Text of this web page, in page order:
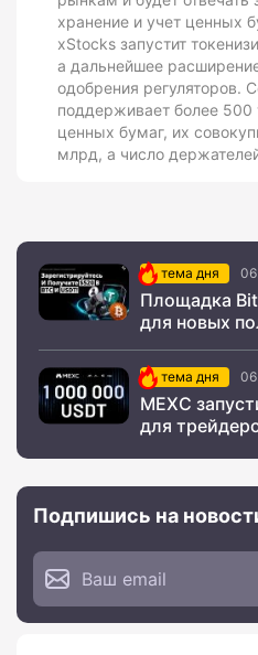
хранение и учет ценных
xStocks запустит
а дальнейшее
одобрения регуляторов.
поддерживает более 500
ценных бумаг, их
млрд, а число
тема дня 06
Площадка
для новых
тема дня 06
MEXC
для
Подпишись на